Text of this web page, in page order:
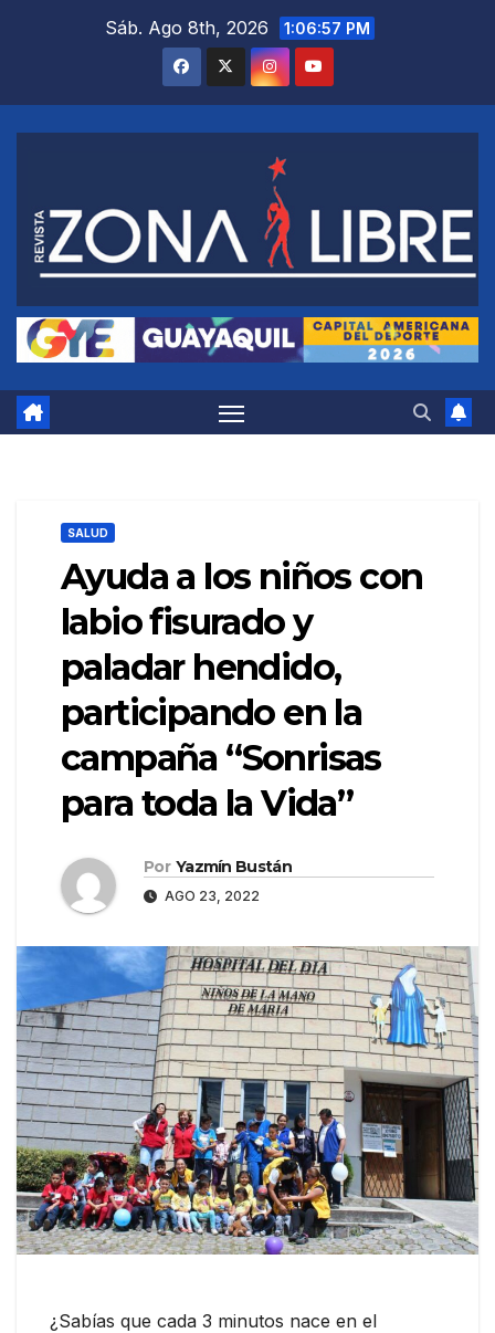
Sáb. Ago 8th, 2026 1:06:58 PM
SALUD
Ayuda a los niños con
labio fisurado y
paladar hendido,
participando en la
campaña “Sonrisas
para toda la Vida”
Por Yazmín Bustán
AGO 23, 2022
¿Sabías que cada 3 minutos nace en el